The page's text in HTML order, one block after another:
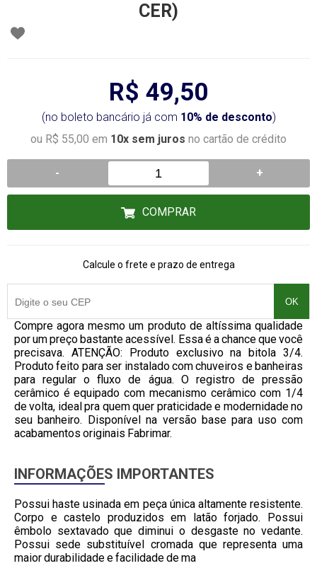
CER)
R$ 49,50
(no boleto bancário já com 10% de desconto)
ou R$ 55,00 em 10x sem juros no cartão de crédito
- +
COMPRAR
Calcule o frete e prazo de entrega
OK
Compre agora mesmo um produto de altíssima qualidade
por um preço bastante acessível. Essa é a chance que você
precisava. ATENÇÃO: Produto exclusivo na bitola 3/4.
Produto feito para ser instalado com chuveiros e banheiras
para regular o fluxo de água. O registro de pressão
cerâmico é equipado com mecanismo cerâmico com 1/4
de volta, ideal pra quem quer praticidade e modernidade no
seu banheiro. Disponível na versão base para uso com
acabamentos originais Fabrimar.
INFORMAÇÕES IMPORTANTES
Possui haste usinada em peça única altamente resistente.
Corpo e castelo produzidos em latão forjado. Possui
êmbolo sextavado que diminui o desgaste no vedante.
Possui sede substituível cromada que representa uma
maior durabilidade e facilidade de ma